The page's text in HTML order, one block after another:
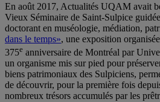
En août 2017, Actualités UQAM avait
Vieux Séminaire de Saint-Sulpice
doctorant en muséologie, médiation,
dans le temps», une exposition
375e anniversaire de Montréal par
un organisme mis sur pied pour
biens patrimoniaux des Sulpiciens,
de découvrir, pour la première fois
nombreux trésors accumulés par les